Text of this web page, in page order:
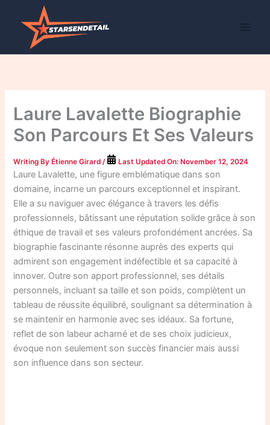
Laure Lavalette Biographie
Son Parcours Et Ses Valeurs
Writing ByÉtienne Girard / Last Updated On:November 12, 2024
Laure Lavalette, une figure emblématique dans son
domaine, incarne un parcours exceptionnel et inspirant.
Elle a su naviguer avec élégance à travers les défis
professionnels, bâtissant une réputation solide grâce à son
éthique de travail et ses valeurs profondément ancrées. Sa
biographie fascinante résonne auprès des experts qui
admirent son engagement indéfectible et sa capacité à
innover. Outre son apport professionnel, ses détails
personnels, incluant sa taille et son poids, complètent un
tableau de réussite équilibré, soulignant sa détermination à
se maintenir en harmonie avec ses idéaux. Sa fortune,
reflet de son labeur acharné et de ses choix judicieux,
évoque non seulement son succès financier mais aussi
son influence dans son secteur.